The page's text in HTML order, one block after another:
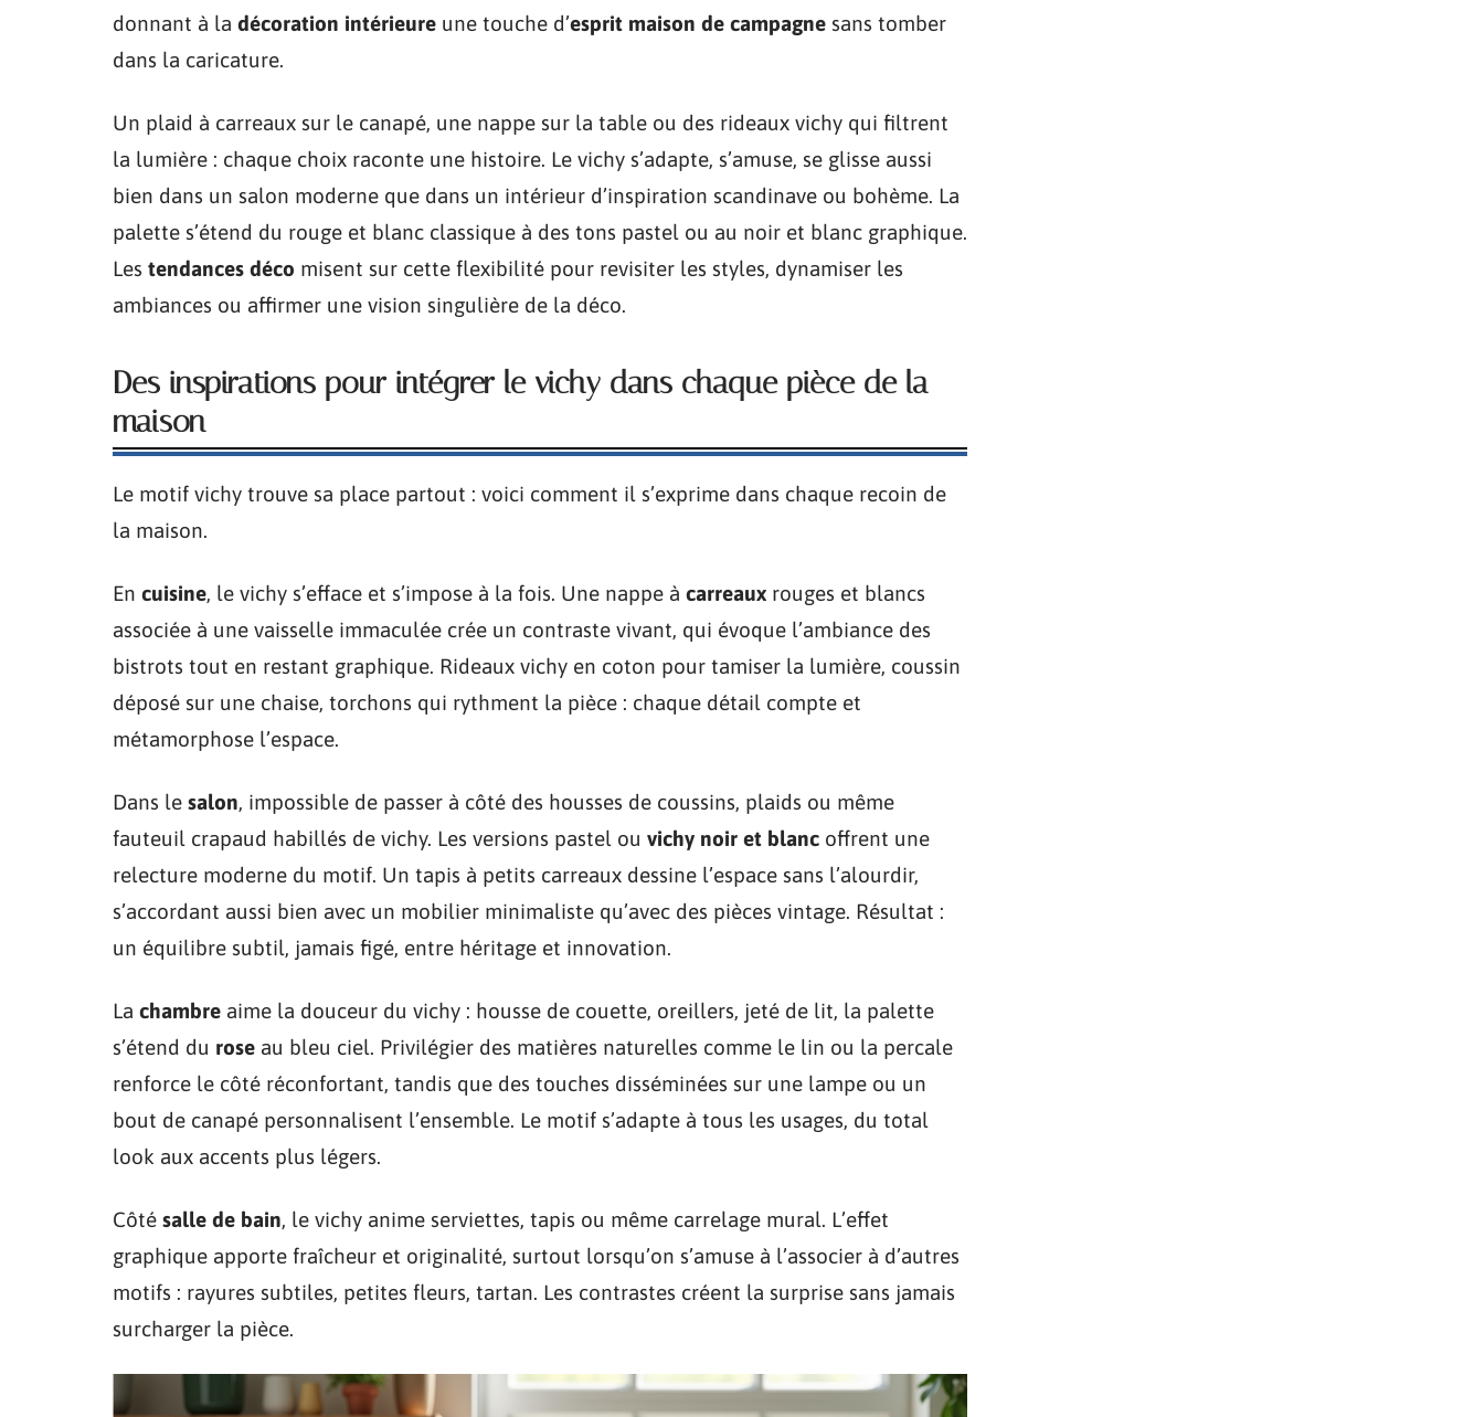
donnant à la décoration intérieure une touche d’esprit maison de campagne sans tomber
dans la caricature.
Un plaid à carreaux sur le canapé, une nappe sur la table ou des rideaux vichy qui filtrent
la lumière : chaque choix raconte une histoire. Le vichy s’adapte, s’amuse, se glisse aussi
bien dans un salon moderne que dans un intérieur d’inspiration scandinave ou bohème. La
palette s’étend du rouge et blanc classique à des tons pastel ou au noir et blanc graphique.
Les tendances déco misent sur cette flexibilité pour revisiter les styles, dynamiser les
ambiances ou affirmer une vision singulière de la déco.
Des inspirations pour intégrer le vichy dans chaque pièce de la
maison
Le motif vichy trouve sa place partout : voici comment il s’exprime dans chaque recoin de
la maison.
En cuisine, le vichy s’efface et s’impose à la fois. Une nappe à carreaux rouges et blancs
associée à une vaisselle immaculée crée un contraste vivant, qui évoque l’ambiance des
bistrots tout en restant graphique. Rideaux vichy en coton pour tamiser la lumière, coussin
déposé sur une chaise, torchons qui rythment la pièce : chaque détail compte et
métamorphose l’espace.
Dans le salon, impossible de passer à côté des housses de coussins, plaids ou même
fauteuil crapaud habillés de vichy. Les versions pastel ou vichy noir et blanc offrent une
relecture moderne du motif. Un tapis à petits carreaux dessine l’espace sans l’alourdir,
s’accordant aussi bien avec un mobilier minimaliste qu’avec des pièces vintage. Résultat :
un équilibre subtil, jamais figé, entre héritage et innovation.
La chambre aime la douceur du vichy : housse de couette, oreillers, jeté de lit, la palette
s’étend du rose au bleu ciel. Privilégier des matières naturelles comme le lin ou la percale
renforce le côté réconfortant, tandis que des touches disséminées sur une lampe ou un
bout de canapé personnalisent l’ensemble. Le motif s’adapte à tous les usages, du total
look aux accents plus légers.
Côté salle de bain, le vichy anime serviettes, tapis ou même carrelage mural. L’effet
graphique apporte fraîcheur et originalité, surtout lorsqu’on s’amuse à l’associer à d’autres
motifs : rayures subtiles, petites fleurs, tartan. Les contrastes créent la surprise sans jamais
surcharger la pièce.